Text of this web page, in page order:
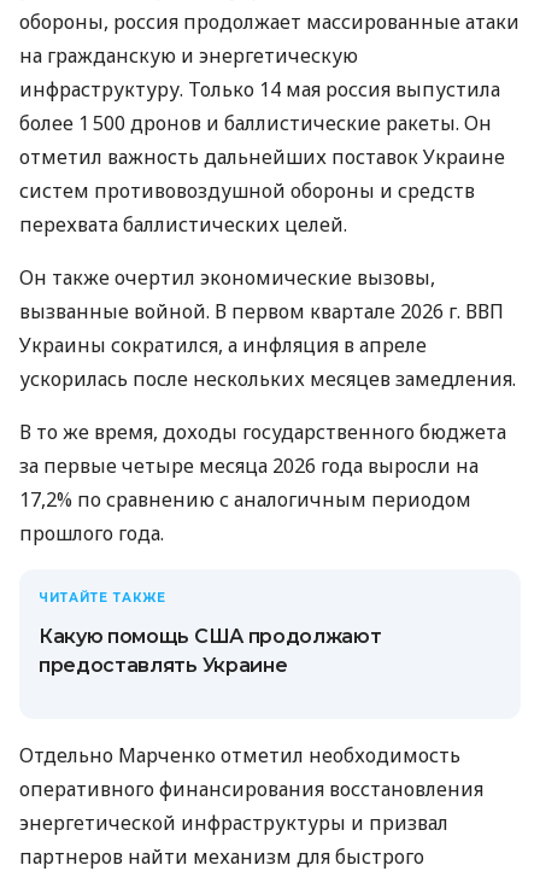
обороны, россия продолжает массированные атаки
на гражданскую и энергетическую
инфраструктуру. Только 14 мая россия выпустила
более 1 500 дронов и баллистические ракеты. Он
отметил важность дальнейших поставок Украине
систем противовоздушной обороны и средств
перехвата баллистических целей.
Он также очертил экономические вызовы,
вызванные войной. В первом квартале 2026 г. ВВП
Украины сократился, а инфляция в апреле
ускорилась после нескольких месяцев замедления.
В то же время, доходы государственного бюджета
за первые четыре месяца 2026 года выросли на
17,2% по сравнению с аналогичным периодом
прошлого года.
ЧИТАЙТЕ ТАКЖЕ
Какую помощь США продолжают
предоставлять Украине
Отдельно Марченко отметил необходимость
оперативного финансирования восстановления
энергетической инфраструктуры и призвал
партнеров найти механизм для быстрого